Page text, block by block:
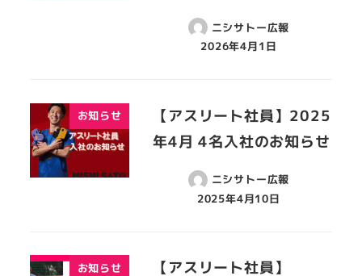
ニシサトー広報
2026年4月1日
お知らせ
【アスリート社員】2025
年4月 4名入社のお知らせ
ニシサトー広報
2025年4月10日
お知らせ
【アスリート社員】